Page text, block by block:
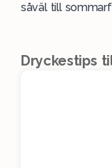
såväl till
Dryckestips